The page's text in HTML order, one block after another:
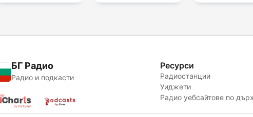
БГ Радио
Радио и подкасти
Ресурси
Радиостанции
Уиджети
Радио уебсайтове по